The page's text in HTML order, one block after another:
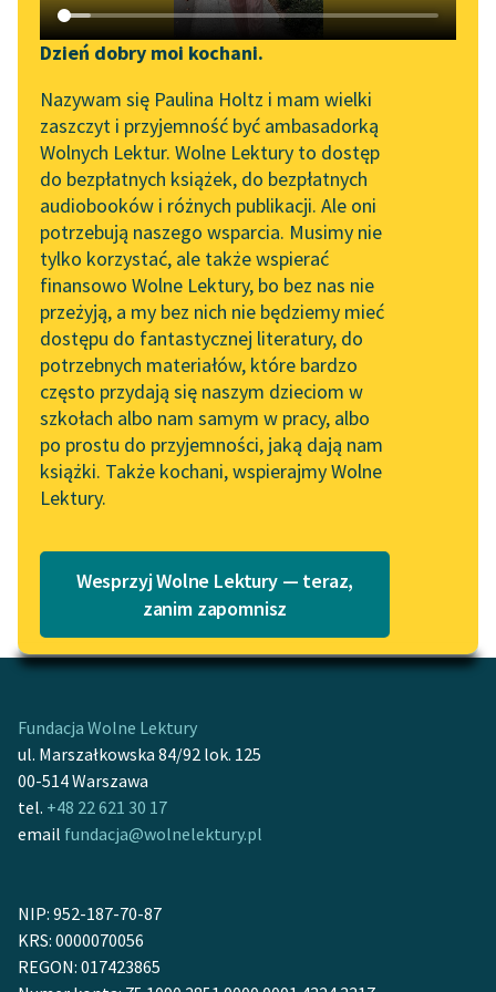
Katalog DAISY
Podkasty o książkach
Zgłoś brak utworu
Aktualności
„Prokurator Alicja Horn”
do słuchania
Byliśmy częścią AI Impact
Lab
Zapraszamy na spotkanie
online z tłumaczkami
literatury skandynawskiej
Spotkanie z Katarzyną
Tunkiel w Oslo
102. lata temu zmarł
Joseph Conrad
Lektury szkolne i klasyka
literatury do słuchania dla
uczennic i uczniów z
E-kolekcja lektur
szkolnych i literatury do
słuchania dla uczennic i
uczniów z
niepełnosprawnościami
Popularyzacja
skandynawskiej literatury
feministycznej
Narzędzia
Mapa Wolnych Lektur
Leśmianator
Przewodnik dla piszących i
czytających
API
OAI-PMH
Widget Wolnych Lektur
Przypisy
Katalog w formacie PDF
Dzień dobry moi kochani.
Nazywam się Paulina Holtz i mam wielki
zaszczyt i przyjemność być ambasadorką
Wolnych Lektur. Wolne Lektury to dostęp
do bezpłatnych książek, do bezpłatnych
audiobooków i różnych publikacji. Ale oni
potrzebują naszego wsparcia. Musimy nie
tylko korzystać, ale także wspierać
finansowo Wolne Lektury, bo bez nas nie
przeżyją, a my bez nich nie będziemy mieć
dostępu do fantastycznej literatury, do
potrzebnych materiałów, które bardzo
często przydają się naszym dzieciom w
szkołach albo nam samym w pracy, albo
po prostu do przyjemności, jaką dają nam
książki. Także kochani, wspierajmy Wolne
Lektury.
Wesprzyj Wolne Lektury — teraz,
zanim zapomnisz
John Stuart Mill
Poddaństwo
kobiet
Umysły większej liczby
ludzi potrzebują lepszej
uprawy niż ta, jaką
otrzymują, aby można
żądać od...
Czytaj więcej
Pod tym hasłem zbieramy rodzajwierzeń
których trudno żywić jakikolwiek szacunek.
Fundacja Wolne Lektury
ul. Marszałkowska 84/92 lok. 125
00-514 Warszawa
tel. +48 22 621 30 17
email fundacja@wolnelektury.pl
NIP: 952-187-70-87
KRS: 0000070056
REGON: 017423865